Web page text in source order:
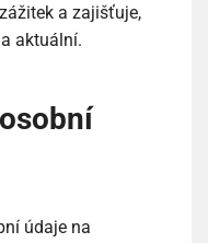
a zajišťuje,
aktuální.
údaje na